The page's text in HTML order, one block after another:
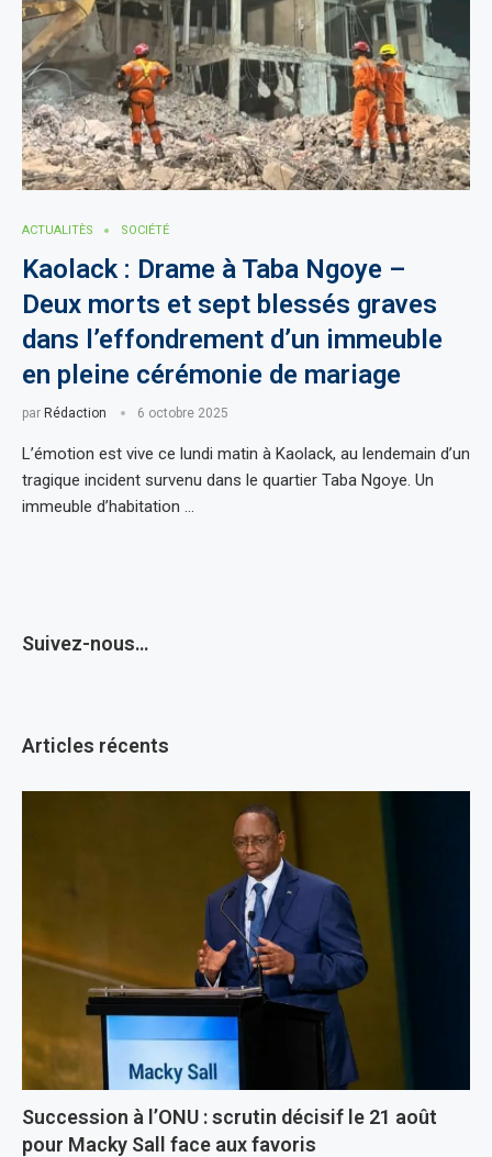
ACTUALITÈS SOCIÉTÉ
Kaolack : Drame à Taba Ngoye –
Deux morts et sept blessés graves
dans l’effondrement d’un immeuble
en pleine cérémonie de mariage
par Rédaction 6 octobre 2025
L’émotion est vive ce lundi matin à Kaolack, au lendemain d’un
tragique incident survenu dans le quartier Taba Ngoye. Un
immeuble d’habitation …
Suivez-nous…
Articles récents
Succession à l’ONU : scrutin décisif le 21 août
pour Macky Sall face aux favoris